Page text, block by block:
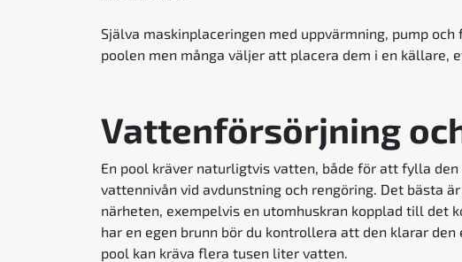
Själva maskinplaceringen med uppvärmning, pump
poolen men många väljer att placera dem i en källare,
Vattenförsörjning
En pool kräver naturligtvis vatten, både för att fylla
vattennivån vid avdunstning och rengöring. Det bästa
närheten, exempelvis en utomhuskran kopplad till det
har en egen brunn bör du kontrollera att den klarar
pool kan kräva flera tusen liter vatten.